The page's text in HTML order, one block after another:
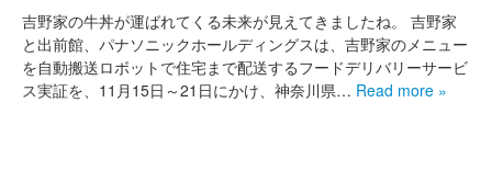
吉野家の牛丼が運ばれてくる未来が見えてきましたね。 吉野家
と出前館、パナソニックホールディングスは、吉野家のメニュー
を自動搬送ロボットで住宅まで配送するフードデリバリーサービ
ス実証を、11月15日～21日にかけ、神奈川県… Read more »